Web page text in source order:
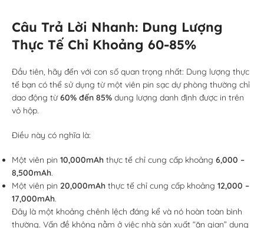
Câu Trả Lời Nhanh: Dung Lượng
Thực Tế Chỉ Khoảng 60-85%
Đầu tiên, hãy đến với con số quan trọng nhất: Dung lượng thực
tế bạn có thể sử dụng từ một viên pin sạc dự phòng thường chỉ
dao động từ60% đến 85% dung lượng danh định được in trên
vỏ hộp.
Điều này có nghĩa là:
Một viên pin 10,000mAh thực tế chỉ cung cấp khoảng 6,000 –
8,500mAh.
Một viên pin 20,000mAh thực tế chỉ cung cấp khoảng 12,000 –
17,000mAh.
Đây là một khoảng chênh lệch đáng kể và nó hoàn toàn bình
thường. Vấn đề không nằm ở việc nhà sản xuất “ăn gian” dung